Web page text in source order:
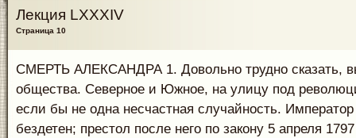
Лекция LXXXIV
Страница 10
СМЕРТЬ АЛЕКСАНДРА 1. Довольно трудно сказать,
общества. Северное и Южное, на улицу под
если бы не одна несчастная случайность.
бездетен; престол после него по закону 5 апреля